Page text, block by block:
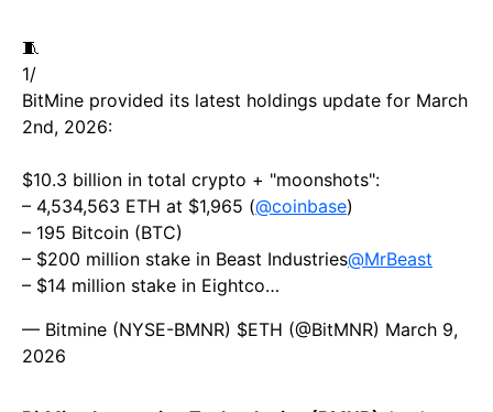
🧵
1/
BitMine provided its latest holdings update for March
2nd, 2026:
$10.3 billion in total crypto + "moonshots":
– 4,534,563 ETH at $1,965 (@coinbase)
– 195 Bitcoin (BTC)
– $200 million stake in Beast Industries@MrBeast
– $14 million stake in Eightco…
— Bitmine (NYSE-BMNR) $ETH (@BitMNR) March 9,
2026